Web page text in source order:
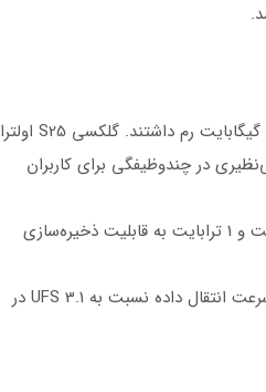
در S24 اولترا رم در نسخه پایه 12 گیگابایت بود و نسخه‌های بالاتر تا 16 گیگابایت رم داشتند. گلکسی S25 اولترا
کند تا تجربه بی‌نظیری در چندوظیفگی برای کاربران
حافظه داخلی نیز از 256 گیگابایت شروع شده و نسخه‌های 512 گیگابایت و 1 ترابایت به قابلیت ذخیره‌سازی
فناوری حافظه از نوع UFS 4.0 در S25 اولترا پیشرفت قابل توجهی در سرعت انتقال داده نسبت به UFS 3.1 در